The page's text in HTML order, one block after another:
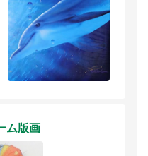
ム版画